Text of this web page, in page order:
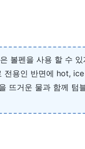
볼펜을 사용 할 수
전용인 반면에 hot,
뜨거운 물과 함께